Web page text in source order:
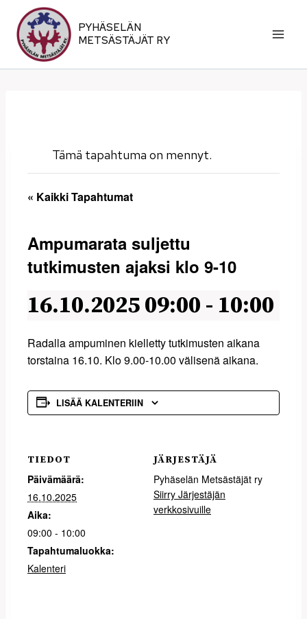
sisältöön
PYHÄSELÄN
METSÄSTÄJÄT RY
Tämä tapahtuma on mennyt.
« Kaikki Tapahtumat
Ampumarata suljettu
tutkimusten ajaksi klo 9-10
16.10.2025 09:00 - 10:00
Radalla ampuminen kielletty tutkimusten aikana
torstaina 16.10. Klo 9.00-10.00 välisenä aikana.
LISÄÄ KALENTERIIN
TIEDOT
Päivämäärä:
16.10.2025
Aika:
09:00 - 10:00
Tapahtumaluokka:
Kalenteri
JÄRJESTÄJÄ
Pyhäselän Metsästäjät ry
Siirry Järjestäjän
verkkosivuille